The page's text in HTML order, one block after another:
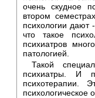
очень скудное
втором
психологии дают
что такое
психиатров
патологией.
Такой
психиатры. И
психотерапии.
психологическое